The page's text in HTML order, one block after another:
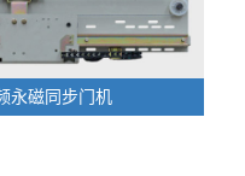
永磁同步门机